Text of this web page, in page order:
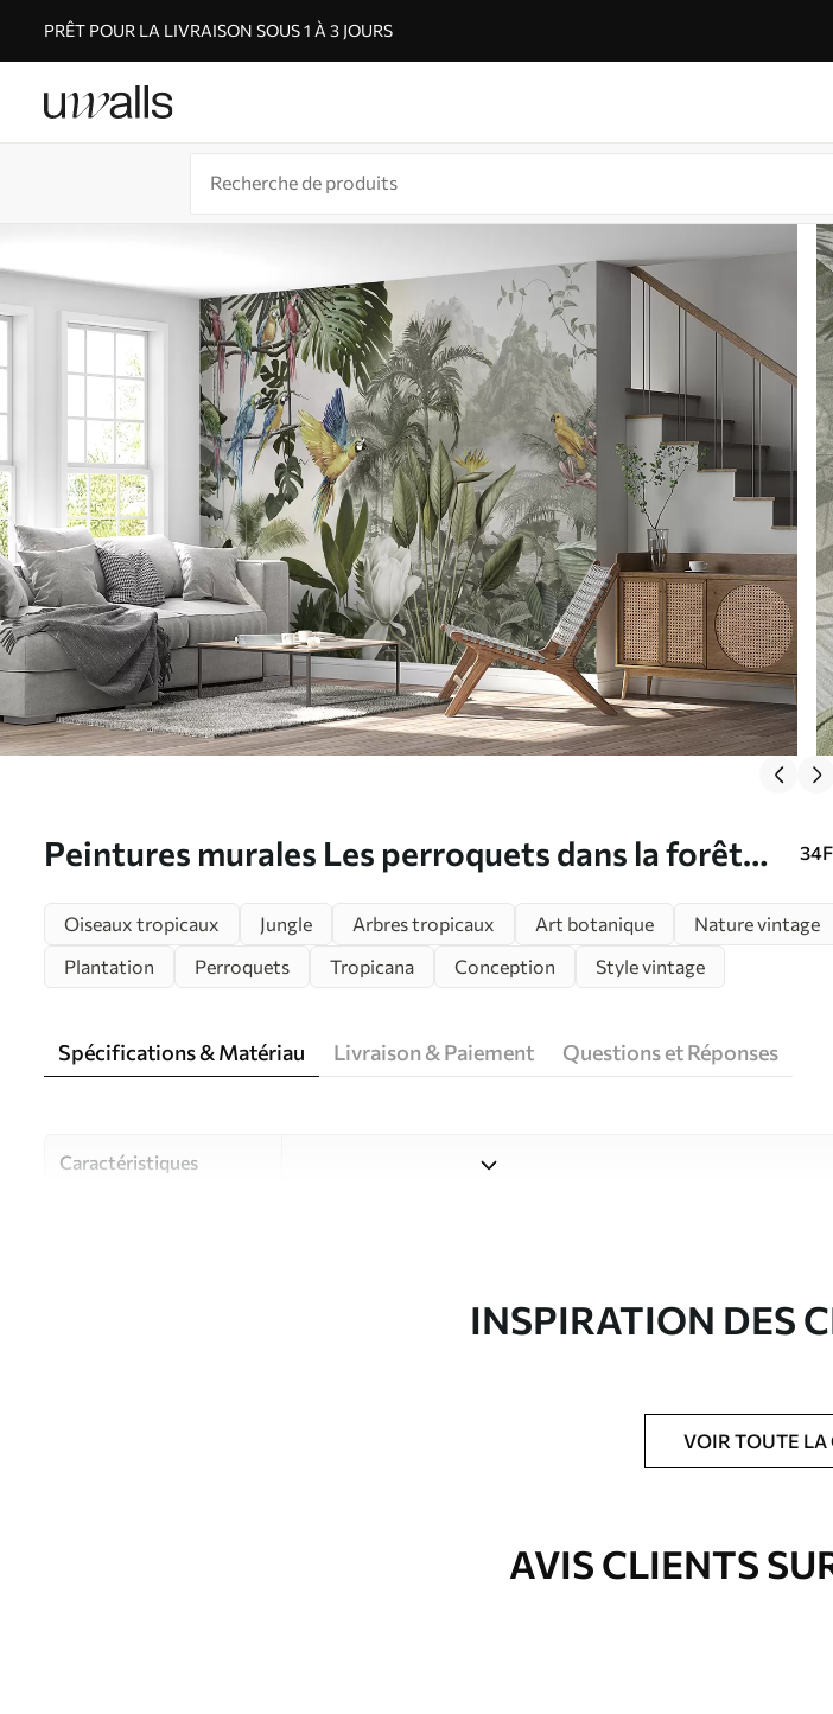
PRÊT POUR LA LIVRAISON SOUS 1 À 3 JOURS
Peintures murales Les perroquets dans la forêt
34
Oiseaux tropicaux Jungle Arbres tropicaux Art botanique
Nature vintage
Plantation
Perroquets Tropicana Conception Style vintage
Spécifications & Matériau Livraison & Paiement Questions et Réponses
Caractéristiques
Studio de design Uwalls
Imprimé sur commande et livré en rouleaux jusqu’à 50 cm de
INSPIRATION DES
VOIR TOUTE LA
AVIS CLIENTS